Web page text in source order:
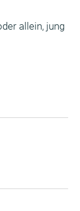
allein, jung